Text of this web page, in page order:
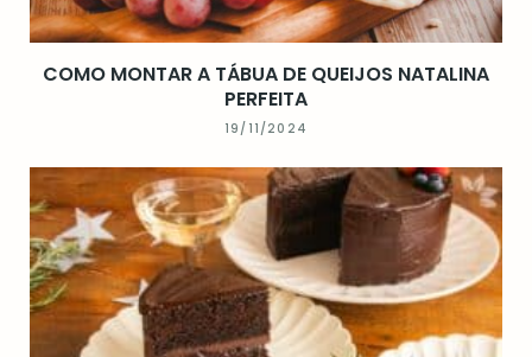
COMO MONTAR A TÁBUA DE QUEIJOS NATALINA
PERFEITA
19/11/2024